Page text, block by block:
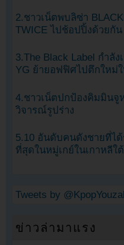
2.ชาวเน็ตพบลิซ่า
TWICE ไปช้อปปิ้งด้วยกัน
3.The Black Label กำลั
YG ย้ายอฟฟิศไปตึกใหม่
4.ชาวเน็ตปกป้องคิมมินจู
วิจารณ์รูปร่าง
5.10 อันดับคนดังชายที่ไ
ที่สุดในหมู่เกย์ในเกาหลีใ
Tweets by
ข่าวล่ามาแรง